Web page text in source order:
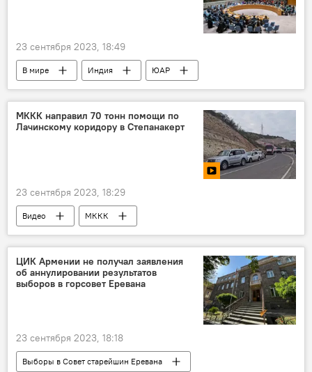
23 сентября 2023, 18:49
В мире Индия
ЮАР
Бразилия
ООН
МККК направил 70 тонн помощи по
Лачинскому коридору в Степанакерт
23 сентября 2023, 18:29
Видео
МККК
гуманитарная помощь
Нагорный Карабах
ЦИК Армении не получал заявления
об аннулировании результатов
выборов в горсовет Еревана
23 сентября 2023, 18:18
Выборы в Совет старейшин Еревана